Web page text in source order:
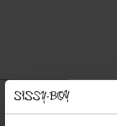
EARL CHAISE